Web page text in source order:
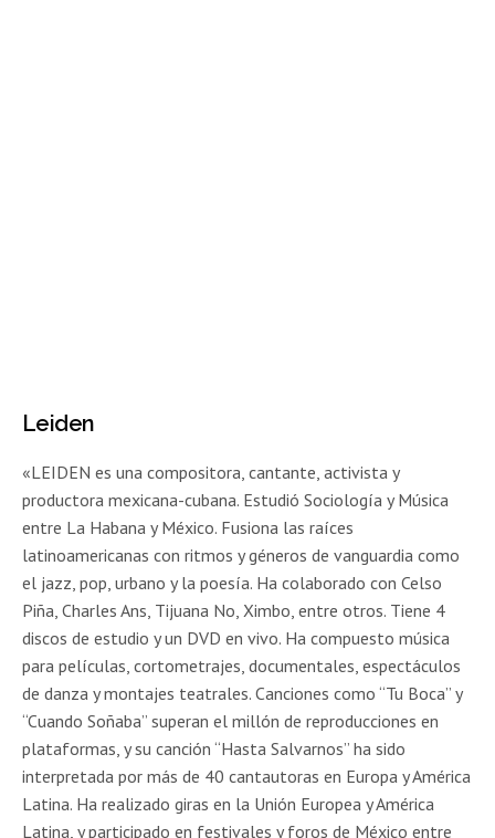
Leiden
«LEIDEN es una compositora, cantante, activista y
productora mexicana-cubana. Estudió Sociología y Música
entre La Habana y México. Fusiona las raíces
latinoamericanas con ritmos y géneros de vanguardia como
el jazz, pop, urbano y la poesía. Ha colaborado con Celso
Piña, Charles Ans, Tijuana No, Ximbo, entre otros. Tiene 4
discos de estudio y un DVD en vivo. Ha compuesto música
para películas, cortometrajes, documentales, espectáculos
de danza y montajes teatrales. Canciones como “Tu Boca” y
“Cuando Soñaba” superan el millón de reproducciones en
plataformas, y su canción “Hasta Salvarnos” ha sido
interpretada por más de 40 cantautoras en Europa y América
Latina. Ha realizado giras en la Unión Europea y América
Latina, y participado en festivales y foros de México entre